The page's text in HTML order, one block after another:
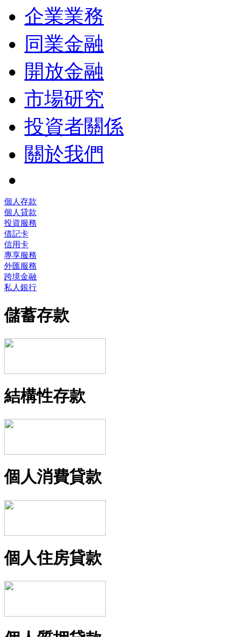
企業業務
同業金融
開放金融
市場研究
投資者關係
關於我們
個人存款
個人貸款
投資服務
借記卡
信用卡
專享服務
外匯服務
跨境金融
私人銀行
儲蓄存款
結構性存款
個人消費貸款
個人住房貸款